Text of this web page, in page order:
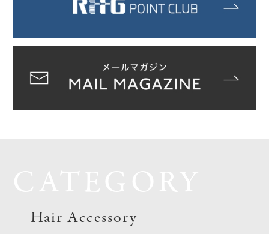
Hair Accessory